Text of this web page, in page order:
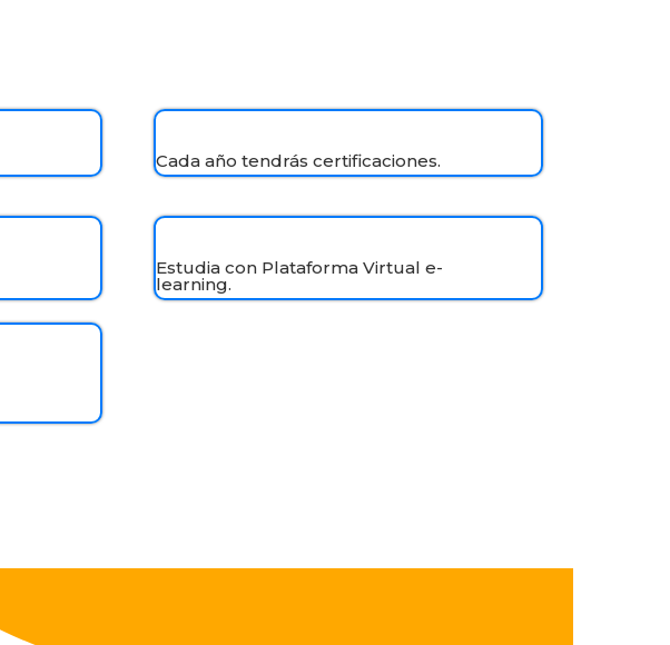
Cada año tendrás certificaciones.
Estudia con Plataforma Virtual e-
learning.